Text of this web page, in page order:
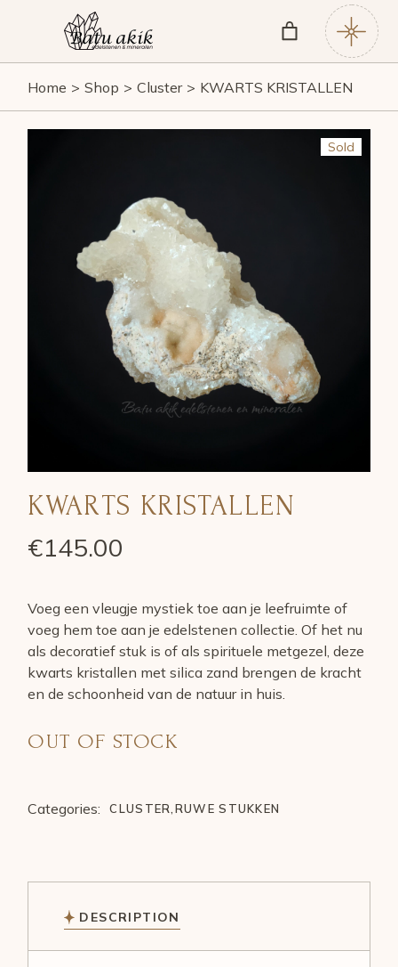
Home Shop Cluster KWARTS KRISTALLEN
Sold
KWARTS KRISTALLEN
€145.00
Voeg een vleugje mystiek toe aan je leefruimte of
voeg hem toe aan je edelstenen collectie. Of het nu
als decoratief stuk is of als spirituele metgezel, deze
kwarts kristallen met silica zand brengen de kracht
en de schoonheid van de natuur in huis.
OUT OF STOCK
Categories: CLUSTER RUWE STUKKEN
DESCRIPTION